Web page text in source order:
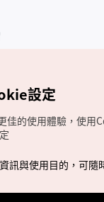
光公社版權所有
，歡迎來信至官方
設定
佳的使用體驗，使用
訊與使用目的，可隨